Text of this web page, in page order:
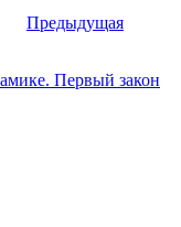
Предыдущая
Первый закон